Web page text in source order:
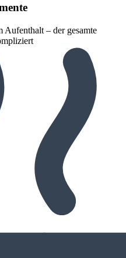
Aufenthalt – der gesamte